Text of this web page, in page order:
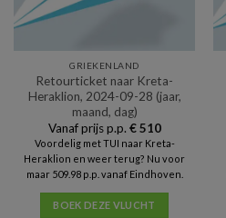
GRIEKENLAND
Retourticket naar Kreta-
Heraklion, 2024-09-28 (jaar,
maand, dag)
Vanaf prijs p.p. €510
Voordelig met TUI naar Kreta-
Heraklion en weer terug? Nu voor
maar 509.98 p.p. vanaf Eindhoven.
BOEK DEZE VLUCHT